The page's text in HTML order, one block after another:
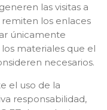
las visitas a
remiten los enlaces
únicamente
materiales que el
necesarios.
el uso de la
responsabilidad,